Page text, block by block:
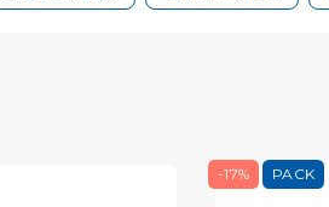
-17% PACK